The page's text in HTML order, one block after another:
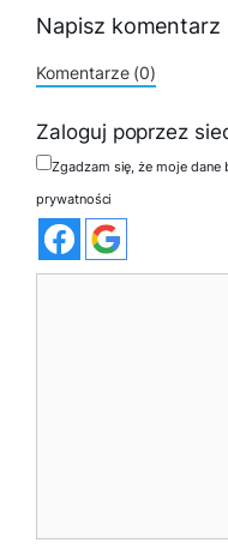
Napisz komentarz
Komentarze (0)
Zaloguj poprzez
Zgadzam się, że moje
prywatności